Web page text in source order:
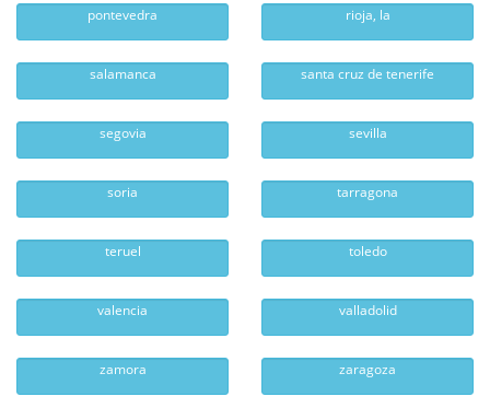
pontevedra rioja, la
salamanca santa cruz de tenerife
segovia sevilla
soria tarragona
teruel toledo
valencia valladolid
zamora zaragoza